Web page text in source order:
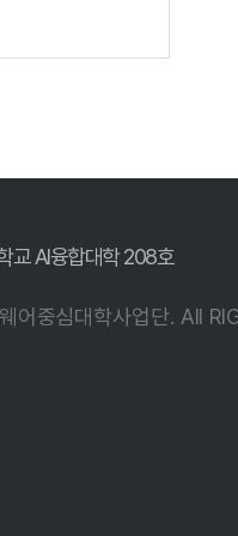
교 AI융합대학 208호
어중심대학사업단. All